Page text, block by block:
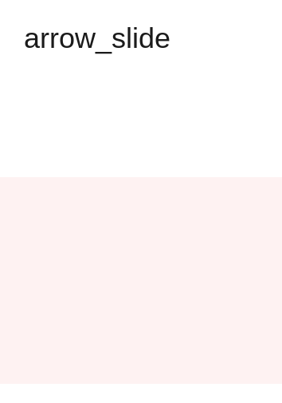
arrow_slide